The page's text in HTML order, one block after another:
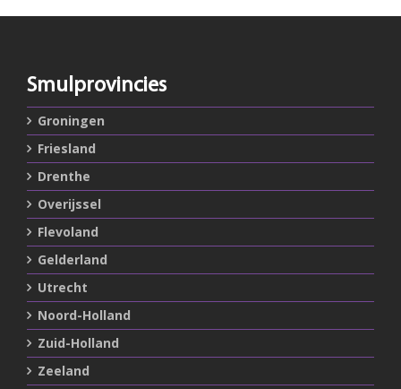
Smulprovincies
Groningen
Friesland
Drenthe
Overijssel
Flevoland
Gelderland
Utrecht
Noord-Holland
Zuid-Holland
Zeeland